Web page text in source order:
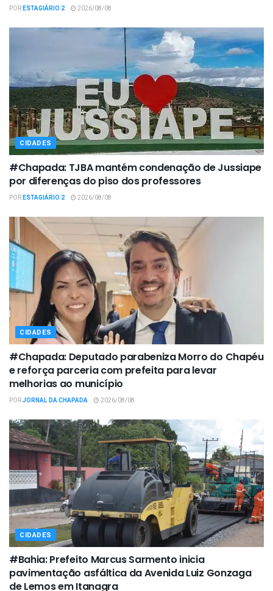
PORESTAGIÁRIO 2 2026/08/08
CIDADES
#Chapada: TJBA mantém condenação de Jussiape
por diferenças do piso dos professores
PORESTAGIÁRIO 2 2026/08/08
CIDADES
#Chapada: Deputado parabeniza Morro do Chapéu
e reforça parceria com prefeita para levar
melhorias ao município
PORJORNAL DA CHAPADA 2026/08/08
CIDADES
#Bahia: Prefeito Marcus Sarmento inicia
pavimentação asfáltica da Avenida Luiz Gonzaga
de Lemos em Itanagra